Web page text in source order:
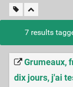
7 results
Grumeaux,
dix jours, j'ai